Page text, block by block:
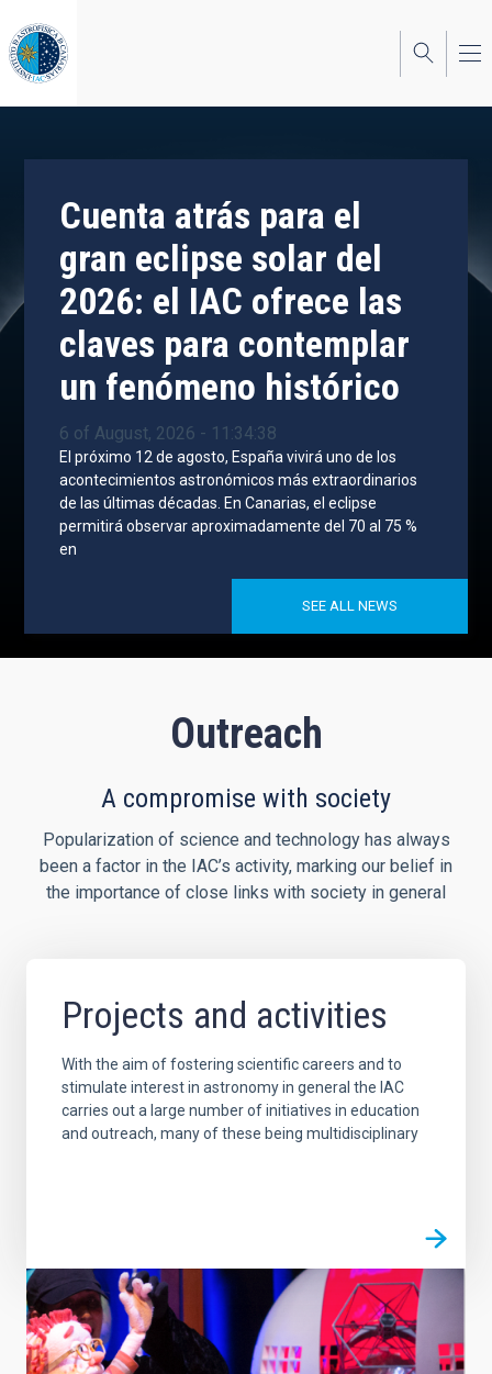
to
main
content
Cuenta atrás para el
gran eclipse solar del
2026: el IAC ofrece las
claves para contemplar
un fenómeno histórico
6 of August, 2026 - 11:34:38
El próximo 12 de agosto, España vivirá uno de los
acontecimientos astronómicos más extraordinarios
de las últimas décadas. En Canarias, el eclipse
permitirá observar aproximadamente del 70 al 75 %
en
SEE ALL NEWS
Outreach
A compromise with society
Popularization of science and technology has always
been a factor in the IAC’s activity, marking our belief in
the importance of close links with society in general
Projects and activities
With the aim of fostering scientific careers and to
stimulate interest in astronomy in general the IAC
carries out a large number of initiatives in education
and outreach, many of these being multidisciplinary